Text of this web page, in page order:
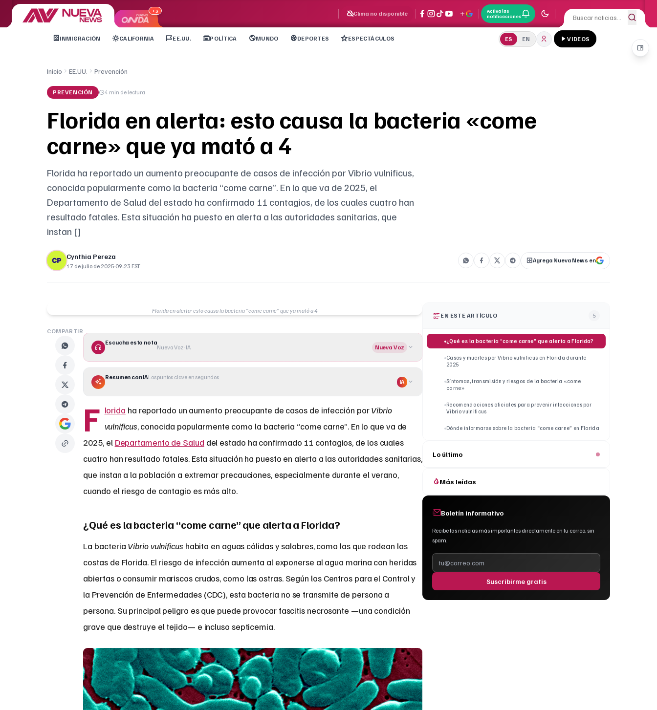
+3 Clima no disponible
Activa las
notificaciones
INMIGRACIÓN CALIFORNIA EE.UU. POLÍTICA MUNDO DEPORTES ESPECTÁCULOS ES EN VIDEOS
Inicio EE.UU. Prevención
PREVENCIÓN 4 min de lectura
Florida en alerta: esto causa la bacteria «come
carne» que ya mató a 4
Florida ha reportado un aumento preocupante de casos de infección por Vibrio vulnificus,
conocida popularmente como la bacteria “come carne”. En lo que va de 2025, el
Departamento de Salud del estado ha confirmado 11 contagios, de los cuales cuatro han
resultado fatales. Esta situación ha puesto en alerta a las autoridades sanitarias, que
instan []
Cynthia Pereza
17 de julio de 2025·09:23 EST
Agrega Nueva News en
Florida en alerta: esto causa la bacteria "come carne" que ya mató a 4
COMPARTIR
Escucha esta nota
Nueva Voz · IA Nueva Voz
Resumen con IALos puntos clave en segundos
IA
F lorida ha reportado un aumento preocupante de casos de infección porVibrio
vulnificus, conocida popularmente como la bacteria “come carne”. En lo que va de
2025, el Departamento de Salud del estado ha confirmado 11 contagios, de los cuales
cuatro han resultado fatales. Esta situación ha puesto en alerta a las autoridades sanitarias,
que instan a la población a extremar precauciones, especialmente durante el verano,
cuando el riesgo de contagio es más alto.
¿Qué es la bacteria “come carne” que alerta a Florida?
La bacteria Vibrio vulnificus habita en aguas cálidas y salobres, como las que rodean las
costas de Florida. El riesgo de infección aumenta al exponerse al agua marina con heridas
abiertas o consumir mariscos crudos, como las ostras. Según los Centros para el Control y
la Prevención de Enfermedades (CDC), esta bacteria no se transmite de persona a
persona. Su principal peligro es que puede provocar fascitis necrosante —una condición
grave que destruye el tejido— e incluso septicemia.
EN ESTE ARTÍCULO 5
¿Qué es la bacteria “come carne” que alerta a Florida?
Casos y muertes por Vibrio vulnificus en Florida durante
2025
Síntomas, transmisión y riesgos de la bacteria «come
carne»
Recomendaciones oficiales para prevenir infecciones por
Vibrio vulnificus
Dónde informarse sobre la bacteria “come carne” en Florida
Lo último
Más leídas
Boletín informativo
Recibe las noticias más importantes directamente en tu correo, sin
spam.
Suscribirme gratis